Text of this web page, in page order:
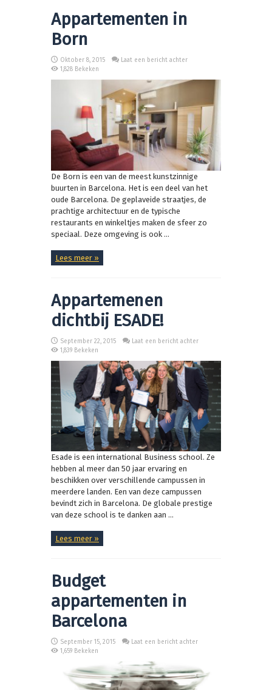
Appartementen in
Born
Oktober 8, 2015
Laat een bericht achter
1,828 Bekeken
De Born is een van de meest kunstzinnige
buurten in Barcelona. Het is een deel van het
oude Barcelona. De geplaveide straatjes, de
prachtige architectuur en de typische
restaurants en winkeltjes maken de sfeer zo
speciaal. Deze omgeving is ook ...
Lees meer »
Appartemenen
dichtbij ESADE!
September 22, 2015
Laat een bericht achter
1,839 Bekeken
Esade is een international Business school. Ze
hebben al meer dan 50 jaar ervaring en
beschikken over verschillende campussen in
meerdere landen. Een van deze campussen
bevindt zich in Barcelona. De globale prestige
van deze school is te danken aan ...
Lees meer »
Budget
appartementen in
Barcelona
September 15, 2015
Laat een bericht achter
1,659 Bekeken